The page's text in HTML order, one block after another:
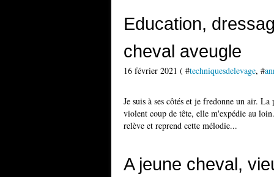
Education,
cheval aveugle
16 février 2021 ( #techniquesdelevage, #
Je suis à ses côtés et je fredonne un air.
violent coup de tête, elle m'expédie au
relève et reprend cette mélodie...
A jeune cheval,